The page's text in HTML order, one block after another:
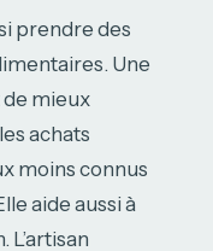
prendre des
Une
mieux
achats
moins connus
aide aussi à